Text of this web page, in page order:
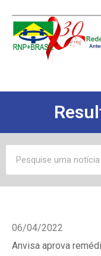
06/04/2022
Anvisa aprova